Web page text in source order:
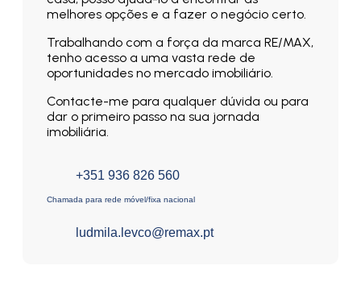
melhores opções e a fazer o negócio certo.
Trabalhando com a força da marca RE/MAX,
tenho acesso a uma vasta rede de
oportunidades no mercado imobiliário.
Contacte-me para qualquer dúvida ou para
dar o primeiro passo na sua jornada
imobiliária.
+351 936 826 560
Chamada para rede móvel/fixa nacional
ludmila.levco@remax.pt